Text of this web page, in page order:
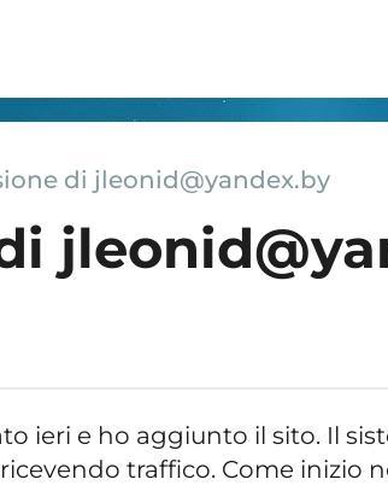
di jleonid@yandex.by
ieri e ho aggiunto il sito. Il
traffico. Come inizio